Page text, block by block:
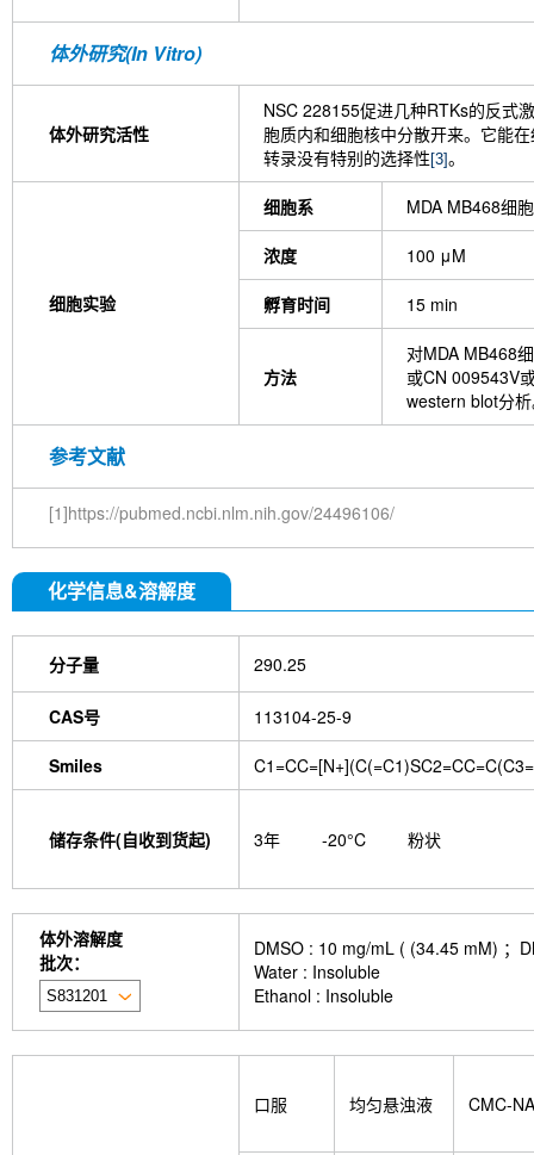
体外研究(In Vitro)
体外研究活性
NSC 228155促进几种RTKs的反式
胞质内和细胞核中分散开来。它能
转录没有特别的选择性 [3]。
细胞实验
细胞系 MDA MB468细胞
浓度 100 μM
孵育时间 15 min
方法
对MDA MB468
或CN 009543V
western blot分
参考文献
[1]https://pubmed.ncbi.nlm.nih.gov/24496106/
化学信息&溶解度
分子量 290.25
CAS号 113104-25-9
Smiles
储存条件(自收到货起) 3年 -20°C 粉状
体外溶解度
批次：
DMSO : 10 mg/mL ( (34.45 mM) ；
Water : Insoluble
Ethanol : Insoluble
口服 均匀悬浊液 CMC-NA